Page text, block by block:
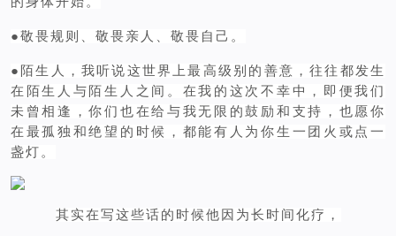
●敬畏规则、敬畏亲人、敬畏自己。
●陌生人，我听说这世界上最高级别的善意，往往都发生
在陌生人与陌生人之间。在我的这次不幸中，即便我们
未曾相逢，你们也在给与我无限的鼓励和支持，也愿你
在最孤独和绝望的时候，都能有人为你生一团火或点一
盏灯。
其实在写这些话的时候他因为长时间化疗，